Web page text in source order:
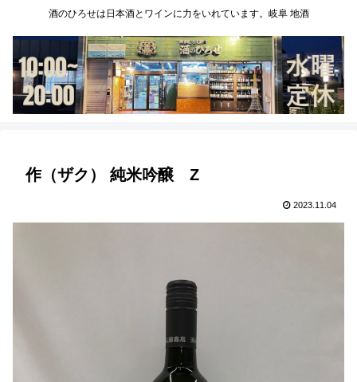
酒のひろせは日本酒とワインに力をいれています。岐阜 地酒
作（ザク） 純米吟醸 Z
2023.11.04